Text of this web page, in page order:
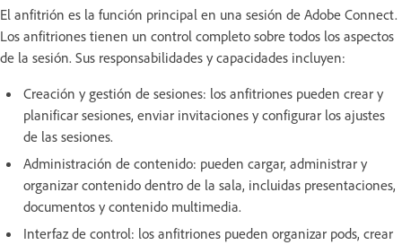
El anfitrión es la función principal en una sesión de Adobe Connect.
Los anfitriones tienen un control completo sobre todos los aspectos
de la sesión. Sus responsabilidades y capacidades incluyen:
Creación y gestión de sesiones: los anfitriones pueden crear y
planificar sesiones, enviar invitaciones y configurar los ajustes
de las sesiones.
Administración de contenido: pueden cargar, administrar y
organizar contenido dentro de la sala, incluidas presentaciones,
documentos y contenido multimedia.
Interfaz de control: los anfitriones pueden organizar pods, crear